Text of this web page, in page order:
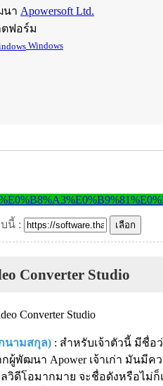
นา Apowersoft Ltd.
ฟอร์ม
Windows
นี้ :
Converter Studio
นามสกุล) : สำหรับเจ้าตัวนี้ มีชื่อ
ผู้พัฒนา Apower เจ้าเก่า มันมีค
ลวิดีโอมากมาย จะชื่อดังหรือไม่